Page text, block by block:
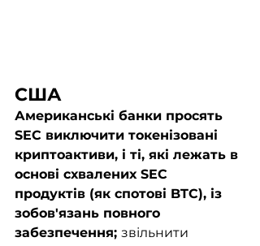
США
Американські банки просять
SEC виключити токенізовані
криптоактиви, і ті, які лежать в
основі схвалених SEC
продуктів (як спотові BTC), із
зобов'язань повного
забезпечення; звільнити